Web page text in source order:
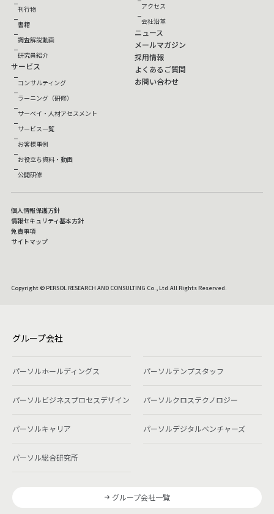
刊行物
書籍
調査解説動画
研究員紹介
サービス
コンサルティング
ラーニング（研修）
サーベイ・人材アセスメント
サービス一覧
お客様事例
お役立ち資料・動画
公開研修
アクセス
会社沿革
ニュース
メールマガジン
採用情報
よくあるご質問
お問い合わせ
Copyright © PERSOL RESEARCH AND CONSULTING Co., Ltd.All Rights Reserved.
個人情報保護方針
情報セキュリティ基本方針
免責事項
サイトマップ
グループ会社
パーソルホールディングス パーソルテンプスタッフ
パーソルビジネスプロセスデザイン パーソルクロステクノロジー
パーソルキャリア パーソルデジタルベンチャーズ
パーソル総合研究所
グループ会社一覧